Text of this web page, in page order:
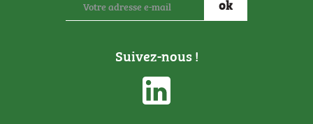
Suivez-nous !